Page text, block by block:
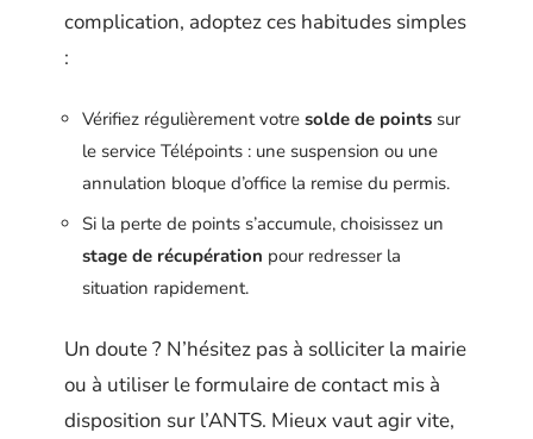
complication, adoptez ces habitudes simples
:
Vérifiez régulièrement votre solde de points sur
le service Télépoints : une suspension ou une
annulation bloque d’office la remise du permis.
Si la perte de points s’accumule, choisissez un
stage de récupération pour redresser la
situation rapidement.
Un doute ? N’hésitez pas à solliciter la mairie
ou à utiliser le formulaire de contact mis à
disposition sur l’ANTS. Mieux vaut agir vite,